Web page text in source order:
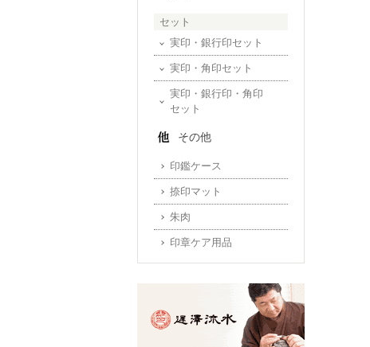
セット
実印・銀行印セット
実印・角印セット
実印・銀行印・角印
セット
その他
印鑑ケース
捺印マット
朱肉
印章ケア用品